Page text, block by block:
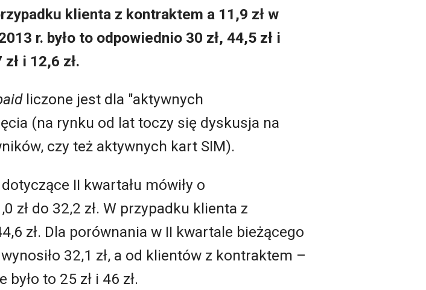
klienta z kontraktem a 11,9 zł w
r. było to odpowiednio 30 zł, 44,5 zł i
i 12,6 zł.
liczone jest dla "aktywnych
(na rynku od lat toczy się dyskusja na
czy też aktywnych kart SIM).
II kwartału mówiły o
zł do 32,2 zł. W przypadku klienta z
zł. Dla porównania w II kwartale bieżącego
32,1 zł, a od klientów z kontraktem –
to 25 zł i 46 zł.